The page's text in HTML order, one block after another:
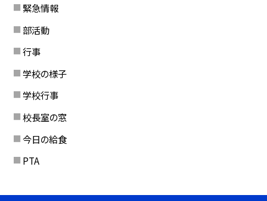
緊急情報
部活動
行事
学校の様子
学校行事
校長室の窓
今日の給食
PTA